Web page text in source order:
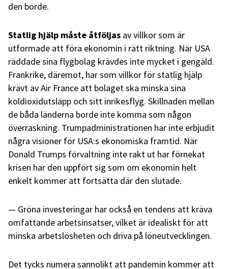
den borde.
Statlig hjälp måste åtföljas av villkor som är
utformade att föra ekonomin i rätt riktning. När USA
räddade sina flygbolag krävdes inte mycket i gengäld.
Frankrike, däremot, har som villkor för statlig hjälp
krävt av Air France att bolaget ska minska sina
koldioxidutsläpp och sitt inrikesflyg. Skillnaden mellan
de båda länderna borde inte komma som någon
överraskning. Trumpadministrationen har inte erbjudit
några visioner för USA:s ekonomiska framtid. När
Donald Trumps förvaltning inte rakt ut har förnekat
krisen har den uppfört sig som om ekonomin helt
enkelt kommer att fortsätta där den slutade.
Gröna investeringar har också en tendens att kräva
omfattande arbetsinsatser, vilket är idealiskt för att
minska arbetslösheten och driva på löneutvecklingen.
Det tycks numera sannolikt att pandemin kommer att